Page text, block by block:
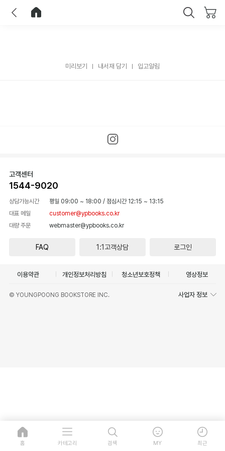
미리보기 내서재 담기 입고알림
고객센터
1544-9020
상담가능시간 평일 09:00 ~ 18:00 / 점심시간 12:15 ~ 13:15
대표 메일
customer@ypbooks.co.kr
대량 주문
webmaster@ypbooks.co.kr
FAQ 1:1고객상담 로그인
이용약관 개인정보처리방침 청소년보호정책 영상정보
© YOUNGPOONG BOOKSTORE INC. 사업자 정보
홈 카테고리 검색 MY 최근